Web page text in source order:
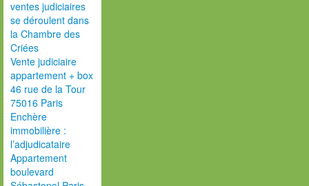
ventes judiciaires
se déroulent dans
la Chambre des
Criées
Vente judiciaire
appartement + box
46 rue de la Tour
75016 Paris
Enchère
immobilière :
l’adjudicataire
Appartement
boulevard